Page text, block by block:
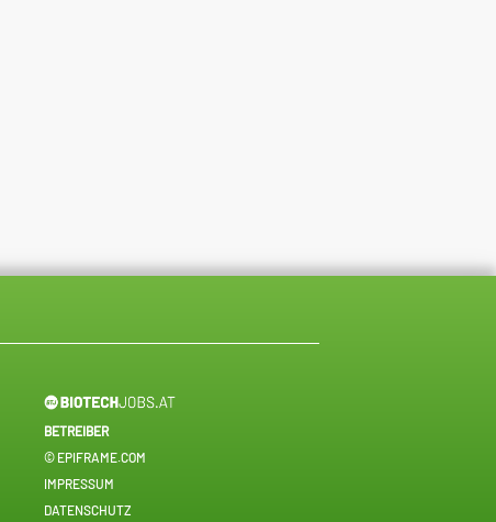
BETREIBER
© EPIFRAME.COM
IMPRESSUM
DATENSCHUTZ